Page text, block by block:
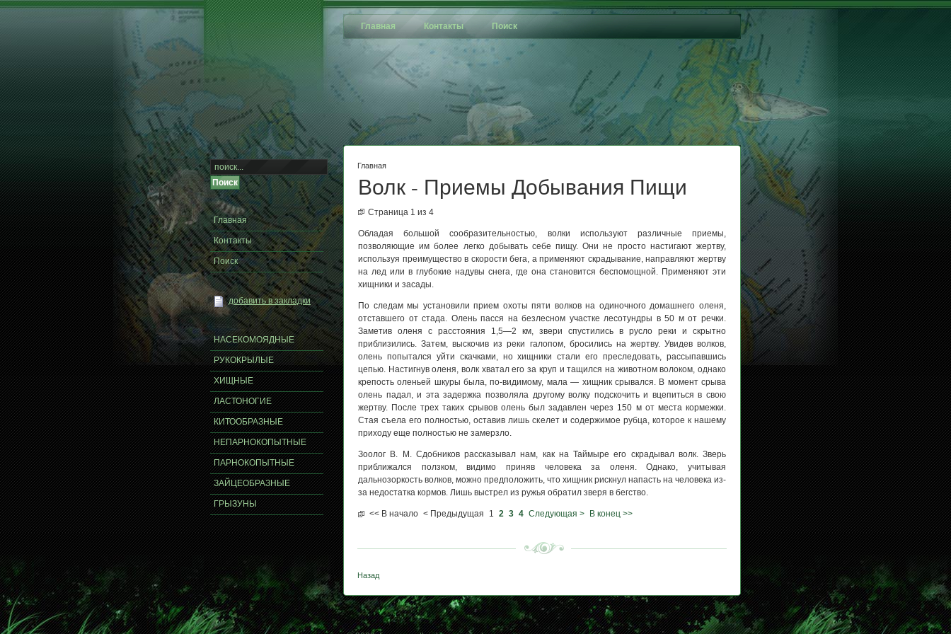
Главная Контакты Поиск
Главная
Волк - Приемы Добывания Пищи
Страница 1 из 4
Обладая большой сообразительностью, волки используют различные приемы,
позволяющие им более легко добывать себе пищу. Они не просто настигают жертву,
используя преимущество в скорости бега, а применяют скрадывание, направляют жертву
на лед или в глубокие надувы снега, где она становится беспомощной. Применяют эти
хищники и засады.
По следам мы установили прием охоты пяти волков на одиночного домашнего оленя,
отставшего от стада. Олень пасся на безлесном участке лесотундры в 50 м от речки.
Заметив оленя с расстояния 1,5—2 км, звери спустились в русло реки и скрытно
приблизились. Затем, выскочив из реки галопом, бросились на жертву. Увидев волков,
олень попытался уйти скачками, но хищники стали его преследовать, рассыпавшись
цепью. Настигнув оленя, волк хватал его за круп и тащился на животном волоком, однако
крепость оленьей шкуры была, по-видимому, мала — хищник срывался. В момент срыва
олень падал, и эта задержка позволяла другому волку подскочить и вцепиться в свою
жертву. После трех таких срывов олень был задавлен через 150 м от места кормежки.
Стая съела его полностью, оставив лишь скелет и содержимое рубца, которое к нашему
приходу еще полностью не замерзло.
Зоолог В. М. Сдобников рассказывал нам, как на Таймыре его скрадывал волк. Зверь
приближался ползком, видимо приняв человека за оленя. Однако, учитывая
дальнозоркость волков, можно предположить, что хищник рискнул напасть на человека из-
за недостатка кормов. Лишь выстрел из ружья обратил зверя в бегство.
<< В начало < Предыдущая 1 2 3 4 Следующая > В конец >>
Назад
Главная
Контакты
Поиск
добавить в закладки
НАСЕКОМОЯДНЫЕ
РУКОКРЫЛЫЕ
ХИЩНЫЕ
ЛАСТОНОГИЕ
КИТООБРАЗНЫЕ
НЕПАРНОКОПЫТНЫЕ
ПАРНОКОПЫТНЫЕ
ЗАЙЦЕОБРАЗНЫЕ
ГРЫЗУНЫ